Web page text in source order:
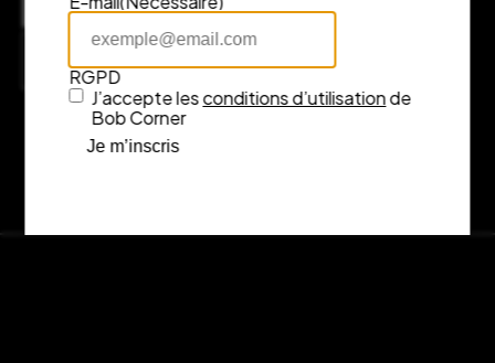
7 rue Fénelon, 33000 Bordeaux
Consulter l’itinéraire sur Google Maps
RGPD
J’accepte lesconditions d’utilisationde
Bob Corner
Je m’inscris